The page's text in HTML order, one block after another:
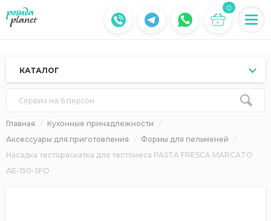
0
КАТАЛОГ
Сервиз на 6 персон
Главная
Кухонные принадлежности
Аксессуары для приготовления
Формы для пельменей
Насадка тестораскатка для тестомеса PASTA FRESCA MARCATO
AE-150-SFO